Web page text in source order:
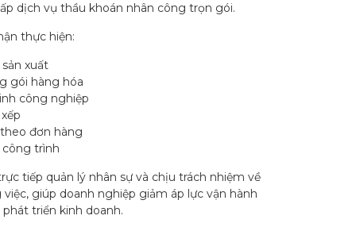
dịch vụ thầu khoán nhân công trọn gói.
thực hiện:
xuất
gói hàng hóa
công nghiệp
đơn hàng
công trình
tiếp quản lý nhân sự và chịu trách nhiệm về
giúp doanh nghiệp giảm áp lực vận hành
triển kinh doanh.